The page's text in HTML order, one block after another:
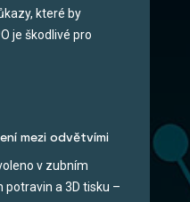
které by
je škodlivé pro
mezi odvětvími
v zubním
potravin a 3D tisku –